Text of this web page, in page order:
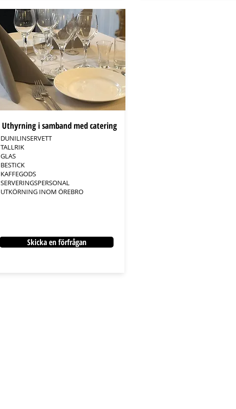
Uthyrning i samband med catering
DUNILINSERVETT
TALLRIK
GLAS
BESTICK
KAFFEGODS
SERVERINGSPERSONAL
UTKÖRNING INOM ÖREBRO
Skicka en förfrågan